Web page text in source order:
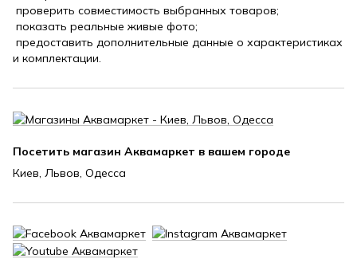
проверить совместимость выбранных товаров;
показать реальные живые фото;
предоставить дополнительные данные о характеристиках
и комплектации.
Посетить магазин Аквамаркет в вашем городе
Киев, Львов, Одесса